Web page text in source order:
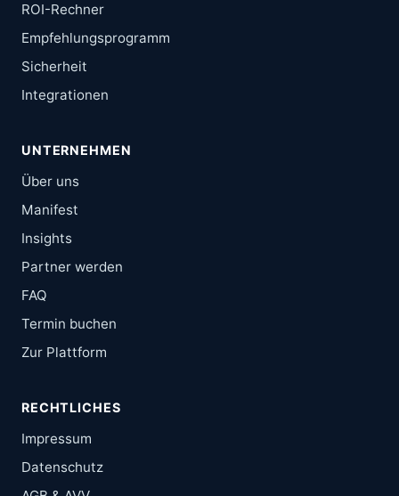
ROI-Rechner
Empfehlungsprogramm
Sicherheit
Integrationen
UNTERNEHMEN
Über uns
Manifest
Insights
Partner werden
FAQ
Termin buchen
Zur Plattform
RECHTLICHES
Impressum
Datenschutz